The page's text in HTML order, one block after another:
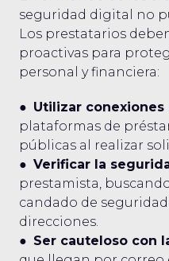
seguridad digital no
Los prestatarios
proactivas para
personal y financiera:
● Utilizar conexiones
plataformas de
públicas al realizar
● Verificar la
prestamista,
candado de
direcciones.
● Ser cauteloso con